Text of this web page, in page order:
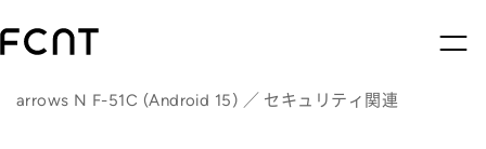
arrows N F-51C (Android 15) ／ セキュリティ関連